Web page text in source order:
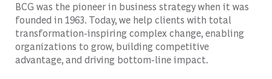
BCG was the pioneer in business strategy when it was
founded in 1963. Today, we help clients with total
transformation-inspiring complex change, enabling
organizations to grow, building competitive
advantage, and driving bottom-line impact.